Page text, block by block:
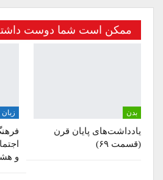
ممکن است شما دوست داشته
بدن
یادداشت‌های پایان قرن
(قسمت ۶۹)
زبان
و